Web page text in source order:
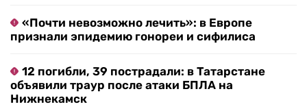
«Почти невозможно лечить»: в Европе
признали эпидемию гонореи и сифилиса
12 погибли, 39 пострадали: в Татарстане
объявили траур после атаки БПЛА на
Нижнекамск